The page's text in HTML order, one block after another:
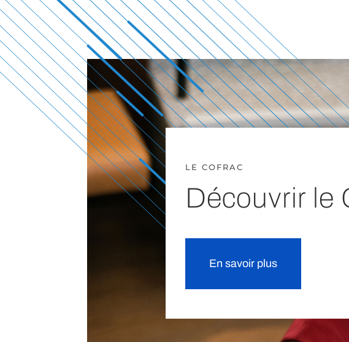
LE COFRAC
Découvrir le
En savoir plus